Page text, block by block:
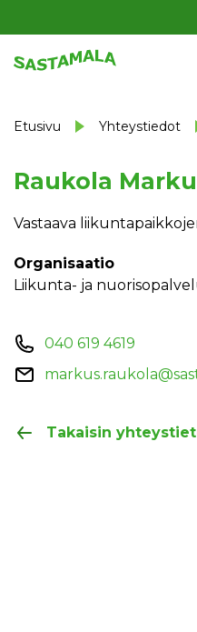
Etusivu Yhteystiedot
Raukola
Vastaava
Organisaatio
Liikunta- ja
040 619 4619
Takaisin